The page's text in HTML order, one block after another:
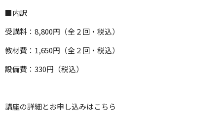
■内訳
受講料：8,800円（全２回・税込）
教材費：1,650円（全２回・税込）
設備費：330円（税込）
講座の詳細とお申し込みはこちら